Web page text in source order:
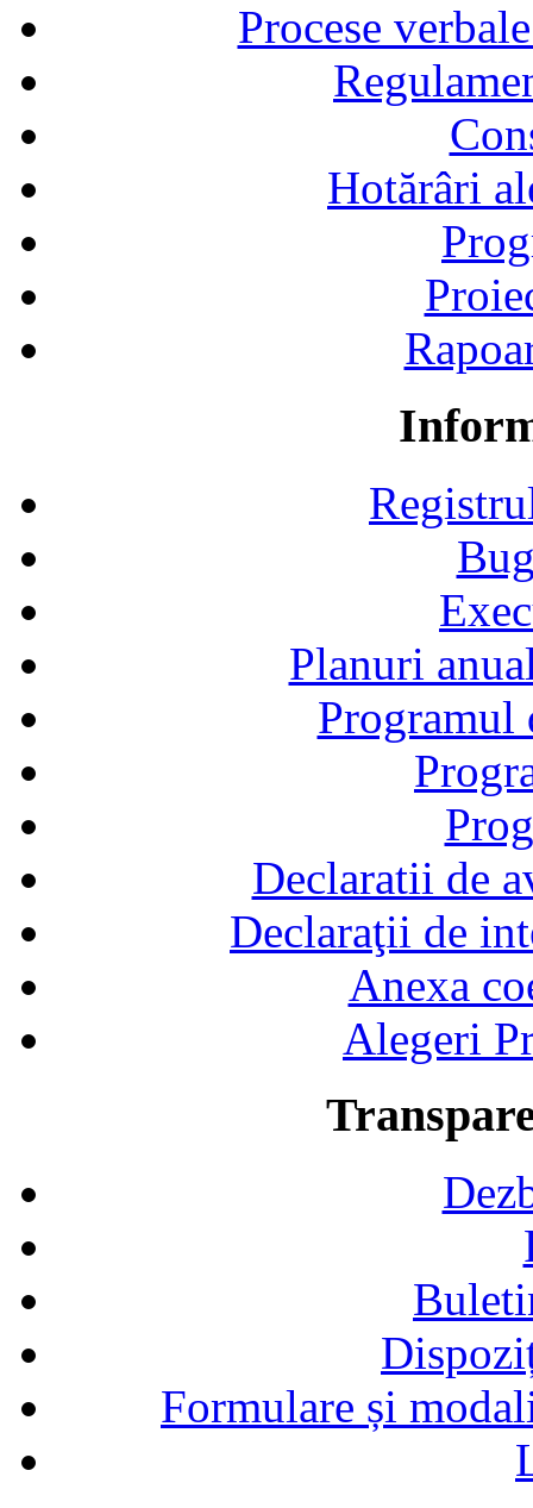
Procese
Hotărâri
Planuri
Declaratii de
Declaraţii de
Anexa
Alegeri
Formulare și